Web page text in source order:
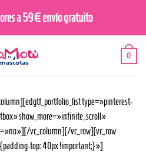
a 59€ envío gratuito
0
type=»pinterest-
show_more=»infinite_scroll»
vc_column][/vc_row][vc_row
top: 40px !important;}»]